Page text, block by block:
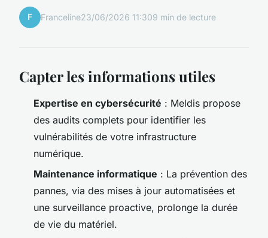
F Franceline23/06/2026 11:309 min de lecture
Capter les informations utiles
Expertise en cybersécurité : Meldis propose
des audits complets pour identifier les
vulnérabilités de votre infrastructure
numérique.
Maintenance informatique : La prévention des
pannes, via des mises à jour automatisées et
une surveillance proactive, prolonge la durée
de vie du matériel.